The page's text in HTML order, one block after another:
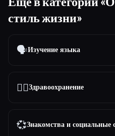
стиль жизни»
🗣️Изучение языка
👩‍⚕️Здравоохранение
💞Знакомства и социальные